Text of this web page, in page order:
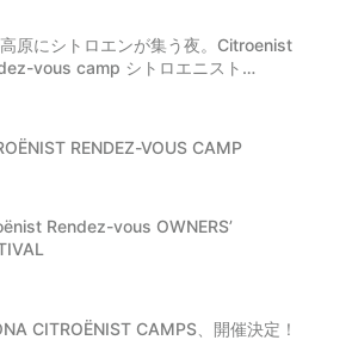
原にシトロエンが集う夜。Citroenist
vous camp シトロエニスト…
RENDEZ-VOUS CAMP
Rendez-vous OWNERS’
CITROËNIST CAMPS、開催決定！